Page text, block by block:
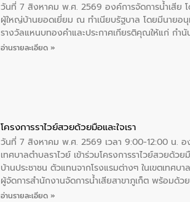
วันที่ 7 สิงหาคม พ.ศ. 2569 องค์การจัดการน้ำเสี
ผู้ใหญ่บ้านยอดเยี่ยม ณ ทำเนียบรัฐบาล โดยมีนายอ
รางวัลแหนบทองคำและประกาศเกียรติคุณให้แก่ กำ
อ่านรายละเอียด »
โครงการราไวย์สวยด้วยมือและใจเรา
วันที่ 7 สิงหาคม พ.ศ. 2569 เวลา 9:00-12:00 น. อ
เทศบาลตำบลราไวย์ เข้าร่วมโครงการราไวย์สวยด้ว
บ้านประชาชน ตัวแทนจากโรงแรมต่างๆ ในเขตเทศ
ผู้จัดการสำนักงานจัดการน้ำเสียสาขาภูเก็ต พร้อมด้
บริเวณแหลมพรหมเทพ หมู่ที่ 6 ตำบลราไวย์ อำเภอเ
อ่านรายละเอียด »